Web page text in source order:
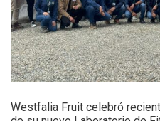
Westfalia Fruit celebró